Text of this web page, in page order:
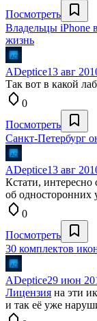
Посмотреть
Владельцы iPhone
жизнь
ADeptice13 авг
Так вот в какой
0
Посмотреть
Санкт-Петербург
ADeptice13 авг
Кстати, интересно
об односторонних
0
Посмотреть
30 комплектов
ADeptice29 июн
Лицензия на эти
и так её уже